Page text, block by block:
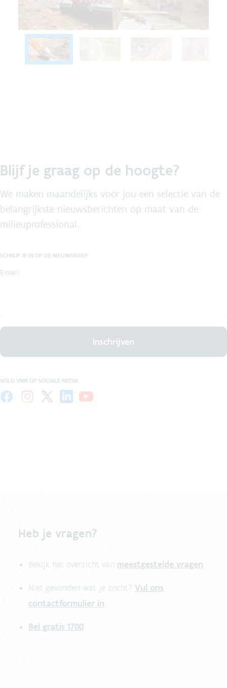
Blijf je graag op de hoogte?
We maken maandelijks voor jou een selectie van de
belangrijkste nieuwsberichten op maat van de
milieuprofessional.
SCHRIJF JE IN OP DE NIEUWSBRIEF
E-mail
Inschrijven
VOLG VMM OP SOCIALE MEDIA
Heb je vragen?
Bekijk het overzicht van meestgestelde vragen
Niet gevonden wat je zocht? Vul ons
contactformulier in
Bel gratis 1700